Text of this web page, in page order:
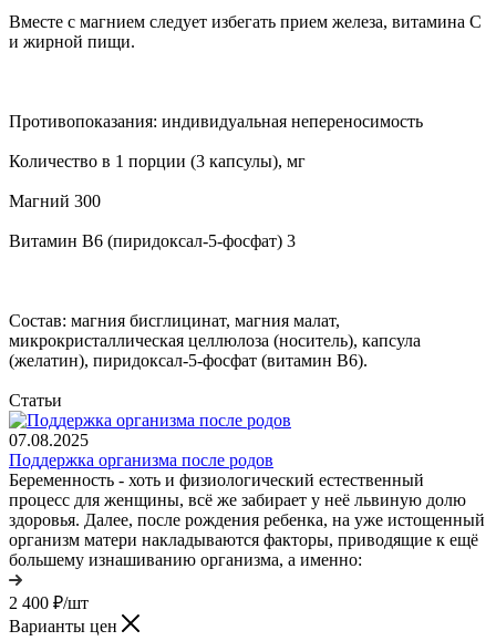
Вместе с магнием следует избегать прием железа, витамина С
и жирной пищи.
Противопоказания: индивидуальная непереносимость
Количество в 1 порции (3 капсулы), мг
Магний 300
Витамин B6 (пиридоксал-5-фосфат) 3
Состав: магния бисглицинат, магния малат,
микрокристаллическая целлюлоза (носитель), капсула
(желатин), пиридоксал-5-фосфат (витамин B6).
Статьи
07.08.2025
Поддержка организма после родов
Беременность - хоть и физиологический естественный
процесс для женщины, всё же забирает у неё львиную долю
здоровья. Далее, после рождения ребенка, на уже истощенный
организм матери накладываются факторы, приводящие к ещё
большему изнашиванию организма, а именно:
2 400 ₽/шт
Варианты цен